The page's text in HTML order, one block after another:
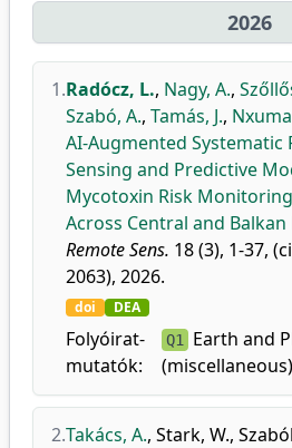
2026
1.Radócz, L., Nagy, A.,
Szabó, A., Tamás, J.,
AI-Augmented Systematic
Sensing and Predictive
Mycotoxin Risk
Across Central and Balkan
Remote Sens. 18 (3), 1-37,
2063), 2026.
doi DEA
Folyóirat-
mutatók:
Q1 Earth and
2.Takács, A., Stark, W.,